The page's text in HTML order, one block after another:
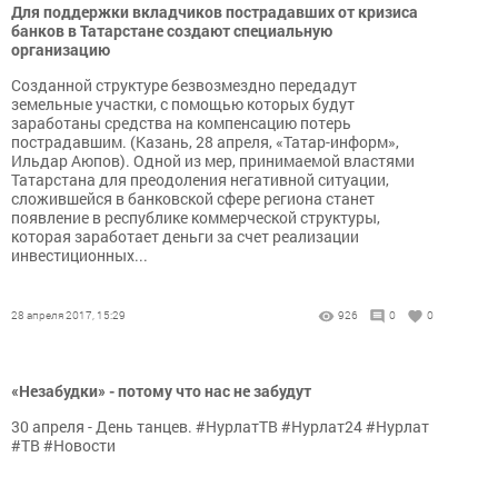
Для поддержки вкладчиков пострадавших от кризиса
банков в Татарстане создают специальную
организацию
Созданной структуре безвозмездно передадут
земельные участки, с помощью которых будут
заработаны средства на компенсацию потерь
пострадавшим. (Казань, 28 апреля, «Татар-информ»,
Ильдар Аюпов). Одной из мер, принимаемой властями
Татарстана для преодоления негативной ситуации,
сложившейся в банковской сфере региона станет
появление в республике коммерческой структуры,
которая заработает деньги за счет реализации
инвестиционных...
28 апреля 2017, 15:29 926 0 0
«Незабудки» - потому что нас не забудут
30 апреля - День танцев. #НурлатТВ #Нурлат24 #Нурлат
#ТВ #Новости